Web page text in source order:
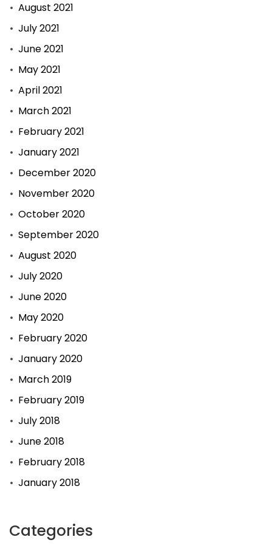
August 2021
July 2021
June 2021
May 2021
April 2021
March 2021
February 2021
January 2021
December 2020
November 2020
October 2020
September 2020
August 2020
July 2020
June 2020
May 2020
February 2020
January 2020
March 2019
February 2019
July 2018
June 2018
February 2018
January 2018
Categories